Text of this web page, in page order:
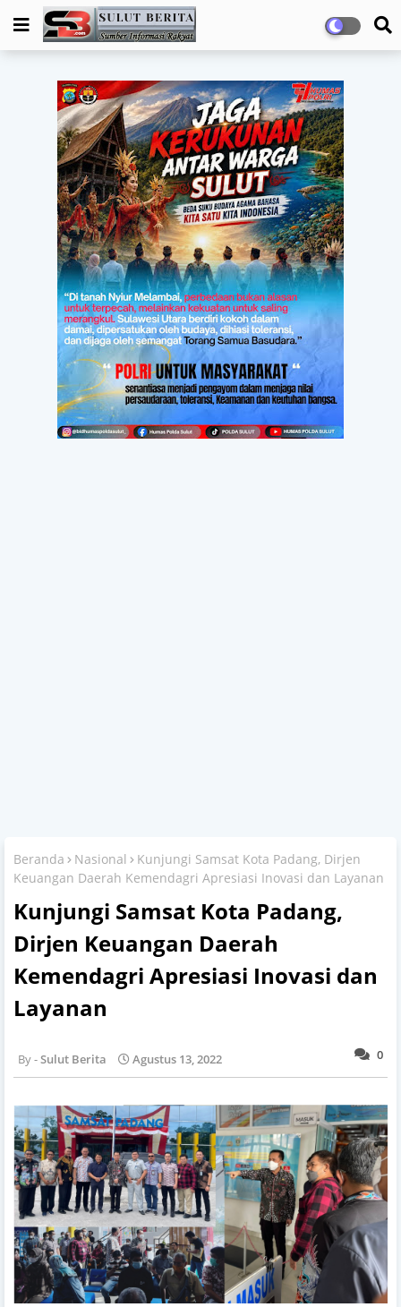
Beranda Nasional
Kunjungi Samsat Kota Padang, Dirjen
Keuangan Daerah Kemendagri Apresiasi Inovasi dan Layanan
Kunjungi Samsat Kota Padang,
Dirjen Keuangan Daerah
Kemendagri Apresiasi Inovasi dan
Layanan
0
Sulut Berita Agustus 13, 2022